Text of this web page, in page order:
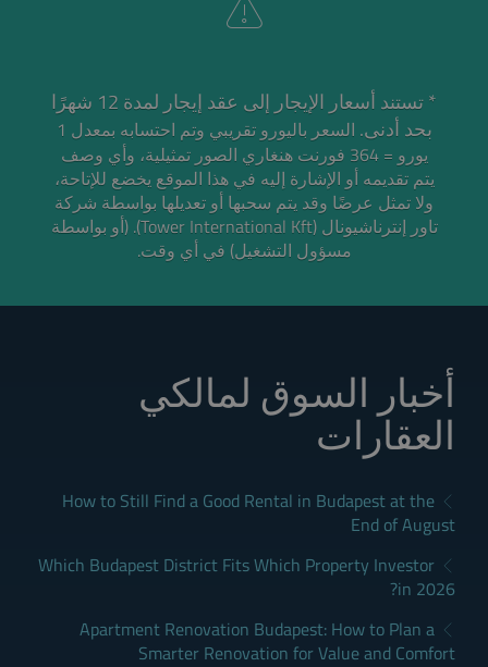
* تستند أسعار الإيجار إلى عقد إيجار لمدة 12 شهرًا
بحد أدنى.
السعر باليورو تقريبي وتم احتسابه بمعدل 1
يورو = 364 فورنت هنغاري
الصور تمثيلية، وأي وصف
يتم تقديمه أو الإشارة إليه في هذا الموقع يخضع للإتاحة،
ولا تمثل عرضًا وقد يتم سحبها أو تعديلها بواسطة شركة
تاور إنترناشيونال (Tower International Kft). (أو بواسطة
مسؤول التشغيل) في أي وقت.
أخبار السوق لمالكي
العقارات
How to Still Find a Good Rental in Budapest at the
End of August
Which Budapest District Fits Which Property Investor
in 2026?
Apartment Renovation Budapest: How to Plan a
Smarter Renovation for Value and Comfort